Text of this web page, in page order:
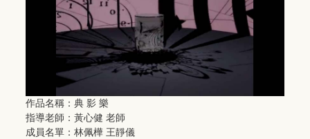
作品名稱：典 影 樂
指導老師：黃心健 老師
成員名單：林佩樺 王靜儀